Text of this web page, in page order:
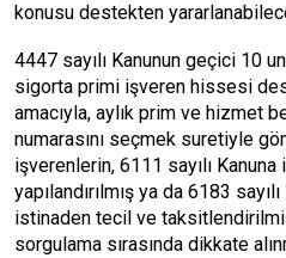
konusu destekten
4447 sayılı Kanunun geçici 10
sigorta primi işveren hissesi
amacıyla, aylık prim ve hizmet
numarasını seçmek suretiyle
işverenlerin, 6111 sayılı
yapılandırılmış ya da 6183
istinaden tecil ve
sorgulama sırasında dikkate